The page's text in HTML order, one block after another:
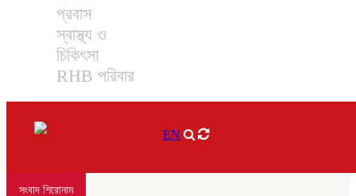
প্রবাস
স্বাস্থ্য ও
চিকিৎসা
RHB পরিবার
EN
সংবাদ শিরোনাম